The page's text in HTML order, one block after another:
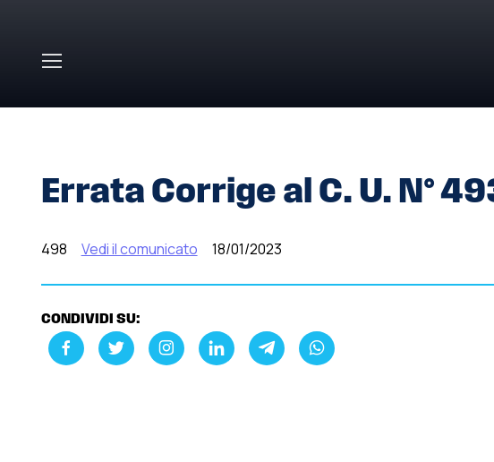
Errata Corrige al C. U. N°
498 Vedi il comunicato 18/01/2023
CONDIVIDI SU: